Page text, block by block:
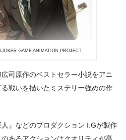
JOKER GAME ANIMATION PROJECT
司原作のベストセラー小説をアニ
戦いを描いたミステリー強めの作
人』などのプロダクション I.Gが製作